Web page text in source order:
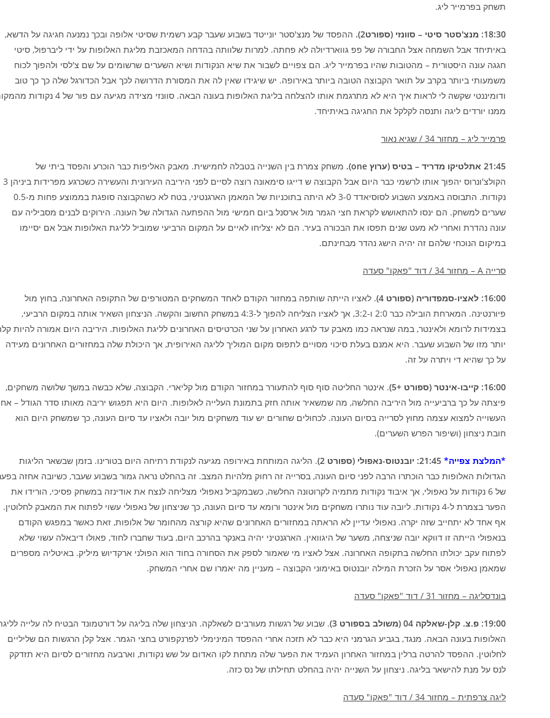
תשחק בפרמייר ליג.
18:30: מנצ'סטר סיטי – סוונזי (ספורט2).
ההפסד של מנצ'סטר יונייטד בשבוע שעבר קבע רשמית שסיטי אלופה ובכך נמנעה חגיגה על הדשא,
באיתיחד אבל השמחה אצל החבורה של פפ גווארדיולה לא פחתה. למרות שלוותה בהדחה המאכזבת מליגת האלופות על ידי ליברפול, סיטי
חגגה עונה היסטורית – מהטובות שהיו בפרמייר ליג. הם צפויים לשבור את שיא הנקודות ושיא השערים שרשומים על שם צ'לסי ולהפוך לכוח
משמעותי ביותר בקרב על תואר הקבוצה הטובה ביותר באירופה. יש שיגידו שאין לה את המסורת הדרושה לכך אבל הכדורגל שלה כך כך טוב
ודומיננטי שקשה לי לראות איך היא לא מתרגמת אותו להצלחה בליגת האלופות בעונה הבאה. סוונזי מצידה מגיעה עם פור של
ממנו יורדים ליגה ותנסה לקלקל את החגיגה באיתיחד.
פרמייר ליג – מחזור 34 / שגיא נאור
21:45 אתלטיקו מדריד – בטיס (ערוץ one).
משחק צמרת בין השנייה בטבלה לחמישית. מאבק האליפות כבר הוכרע והפסד ביתי של
הקולצ'ונרוס יהפוך אותו לרשמי כבר היום אבל הקבוצה ש דייגו סימאונה רוצה לסיים לפני היריבה העירונית והעשירה כשכרגע מפרידות ביניהן 3
נקודות. התבוסה באמצע השבוע לסוסיאדד 3-0 לא היתה בתוכניות של המאמן הארגנטיני, בטח לא כשהקבוצה סופגת בממוצע פחות מ-0.5
שערים למשחק. הם ינסו להתאושש לקראת חצי הגמר מול ארסנל ביום חמישי מול ההפתעה הגדולה של העונה. הירוקים לבנים מסביליה עם
עונה נהדרת ואחרי לא מעט שנים תפסו את הבכורה בעיר. הם לא יצליחו לאיים על המקום הרביעי שמוביל לליגת האלופות אבל אם יסיימו
במיקום הנוכחי שלהם זה יהיה הישג נהדר מבחינתם.
סרייה A – מחזור 34 / דוד "פאקו" סעדה
16:00: לאציו-סמפדוריה (ספורט 4)
. לאציו הייתה שותפה במחזור הקודם לאחד המשחקים המטורפים של התקופה האחרונה, בחוץ מול
פיורנטינה. המארחת הובילה כבר 2:0 ו-3:2, אך לאציו הצליחה להפוך ל-4:3 במשחק החשוב והקשה. הניצחון השאיר אותה במקום הרביעי,
בצמידות לרומא ולאינטר, במה שנראה כמו מאבק עד לרגע האחרון על שני הכרטיסים האחרונים לליגת האלופות. היריבה היום אמורה להיות
יותר מזו של השבוע שעבר. היא אמנם בעלת סיכוי מסויים לתפוס מקום המוליך לליגה האירופית, אך היכולת שלה במחזורים האחרונים מעידה
על כך שהיא די ויתרה על זה.
16:00: קייבו-אינטר (ספורט +5)
. אינטר החליטה סוף סוף להתעורר במחזור הקודם מול קליארי. הקבוצה, שלא כבשה במשך שלושה משחקים,
פיצתה על כך ברביעייה מול היריבה החלשה, מה שמשאיר אותה חזק בתמונת העלייה לאלופות. היום היא תפגוש יריבה מאותו סדר הגודל –
העשוייה למצוא עצמה מחוץ לסרייה בסיום העונה. לכחולים שחורים יש עוד משחקים מול יובה ולאציו עד סיום העונה, כך שמשחק היום הוא
חובת ניצחון (ושיפור הפרש השערים).
*המלצת צפייה*
. הליגה המותחת באירופה מגיעה לנקודת רתיחה היום בטורינו. בזמן שבשאר הליגות
הגדולות האלופות כבר הוכתרו הרבה לפני סיום העונה, בסרייה זה רחוק מלהיות המצב. זה בהחלט נראה גמור בשבוע שעבר, כשיובה אחזה
של 6 נקודות על נאפולי, אך איבוד נקודות מתמיה לקרוטונה החלשה, כשבמקביל נאפולי מצליחה לנצח את אודינזה במשחק פסיכי, הורידו את
הפער בצמרת ל-4 נקודות. ליובה עוד נותרו משחקים מול אינטר ורומא עד סיום העונה, כך שניצחון של נאפולי עשוי לפתוח את המאבק לחלוטין.
אף אחד לא יתחייב שזה יקרה. נאפולי עדיין לא הראתה במחזורים האחרונים שהיא קורצה מהחומר של אלופות, זאת כאשר במפגש הקודם
בנאפולי הייתה זו דווקא יובה שניצחה, משער של היגוואין. הארגנטיני יהיה באנקר בהרכב היום, בעוד שחברו לחוד, פאולו דיבאלה עשוי שלא
לפתוח עקב יכולתו החלשה בתקופה האחרונה. אצל לאציו מי שאמור לספק את הסחורה בחוד הוא הפולני ארקדיוש מיליק. באיטליה מספרים
שמאמן נאפולי אסר על הזכרת המילה יובנטוס באימוני הקבוצה – מעניין מה יאמרו שם אחרי המשחק.
בונדסליגה – מחזור 31 / דוד "פאקו" סעדה
19:00: פ.צ. קלן-שאלקה 04 (משולב בספורט 3)
. שבוע של רגשות מעורבים לשאלקה. הניצחון שלה בליגה על דורטמונד הבטיח לה עלייה
האלופות בעונה הבאה. מנגד, בגביע הגרמני היא כבר לא תזכה אחרי ההפסד המינימלי לפרנקפורט בחצי הגמר. אצל קלן הרגשות הם שליליים
לחלוטין. ההפסד להרטה ברלין במחזור האחרון העמיד את הפער שלה מתחת לקו האדום על שש נקודות, וארבעה מחזורים לסיום היא תזדקק
לנס על מנת להישאר בליגה. ניצחון על השנייה יהיה בהחלט תחילתו של נס כזה.
ליגה צרפתית – מחזור 34 / דוד "פאקו" סעדה